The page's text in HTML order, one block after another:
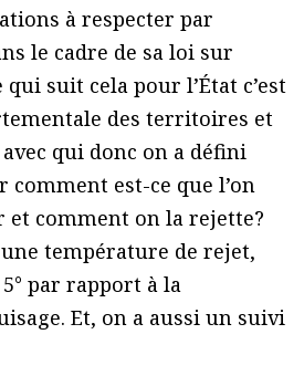
à respecter par
le cadre de sa loi sur
qui suit cela pour l’État c’est
des territoires et
qui donc on a défini
comment est-ce que l’on
et comment on la rejette?
température de rejet,
par rapport à la
Et, on a aussi un suivi